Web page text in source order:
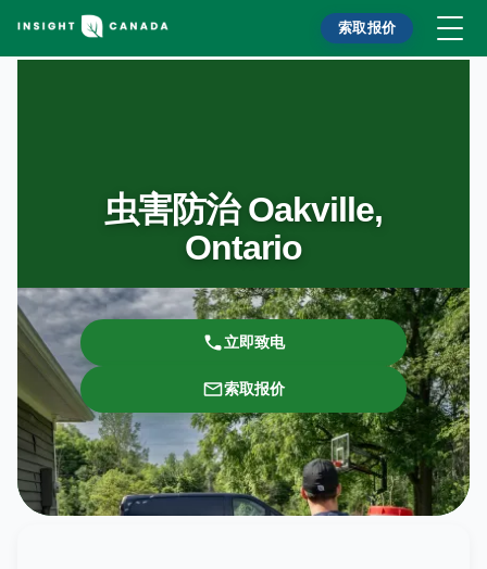
索取报价
虫害防治 Oakville,
Ontario
立即致电
索取报价